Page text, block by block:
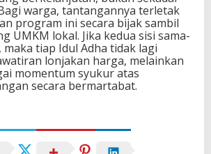
warga, tantangannya terletak
program ini secara bijak sambil
UMKM lokal. Jika kedua sisi sama-
tiap Idul Adha tidak lagi
lonjakan harga, melainkan
momentum syukur atas
secara bermartabat.